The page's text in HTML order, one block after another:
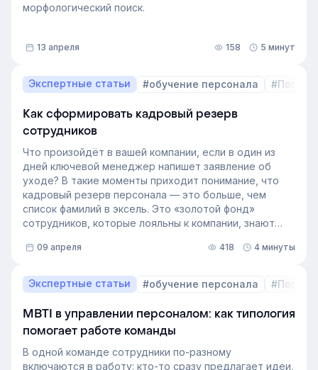
морфологический поиск.
13 апреля 158 5 минут
Экспертные статьи #обучение персонала
Как сформировать кадровый резерв
сотрудников
Что произойдёт в вашей компании, если в один из
дней ключевой менеджер напишет заявление об
уходе? В такие моменты приходит понимание, что
кадровый резерв персонала — это больше, чем
список фамилий в эксель. Это «золотой фонд»
сотрудников, которые лояльны к компании, знают
освободившуюся должность. Не у каждой компании
вручную — трудоёмкая задача. Однако с приходом
автоматизации формирование кадрового запаса
перестало требовать большого ресурса. Теперь это
важный инструмент для любой компании, которая не
хочет зависеть от капризов рынка труда. В статье
разберёмся, как выстроить процесс формирование
кадрового резерва с помощью современных
09 апреля 418 4 минуты
Экспертные статьи #обучение персонала
MBTI в управлении персоналом: как типология
помогает работе команды
В одной команде сотрудники по-разному
включаются в работу: кто-то сразу предлагает идеи,